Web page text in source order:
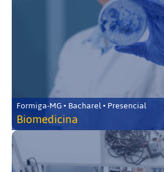
Formiga-MG • Bacharel • Presencial
Biomedicina